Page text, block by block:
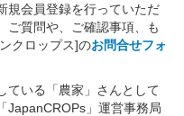
規会員登録を行っていただ
ご質問や、ご確認事項、も
クロップス]のお問合せフォ
ている「農家」さんとして
JapanCROPs」運営事務局